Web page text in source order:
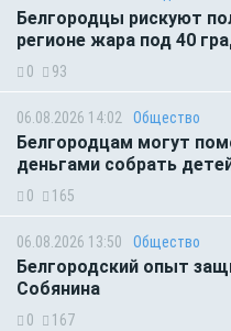
Белгородцы рискуют
регионе жара под 40
0 93
06.08.2026 14:02 Общество
Белгородцам могут
деньгами собрать
0 165
06.08.2026 13:50 Общество
Белгородский опыт
Собянина
0 167